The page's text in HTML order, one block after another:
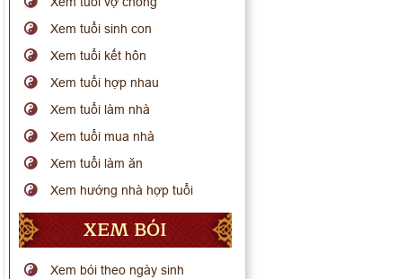
Xem tuổi sinh con
Xem tuổi kết hôn
Xem tuổi hợp nhau
Xem tuổi làm nhà
Xem tuổi mua nhà
Xem tuổi làm ăn
Xem hướng nhà hợp tuổi
XEM BÓI
Xem bói theo ngày sinh